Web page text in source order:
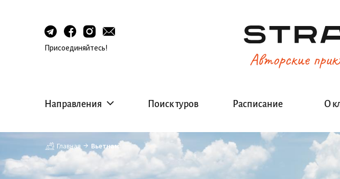
Присоединяйтесь!
Направления Поиск туров Расписание О
Главная Вьетнам